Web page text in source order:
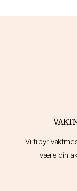
Vi tilbyr
være din